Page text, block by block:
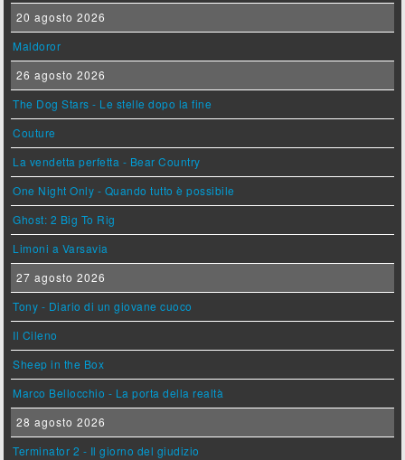
20 agosto 2026
Maldoror
26 agosto 2026
The Dog Stars - Le stelle dopo la fine
Couture
La vendetta perfetta - Bear Country
One Night Only - Quando tutto è possibile
Ghost: 2 Big To Rig
Limoni a Varsavia
27 agosto 2026
Tony - Diario di un giovane cuoco
Il Cileno
Sheep in the Box
Marco Bellocchio - La porta della realtà
28 agosto 2026
Terminator 2 - Il giorno del giudizio